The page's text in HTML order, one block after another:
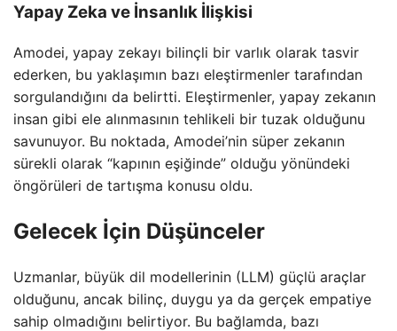
Yapay Zeka ve İnsanlık İlişkisi
Amodei, yapay zekayı bilinçli bir varlık olarak tasvir
ederken, bu yaklaşımın bazı eleştirmenler tarafından
sorgulandığını da belirtti. Eleştirmenler, yapay zekanın
insan gibi ele alınmasının tehlikeli bir tuzak olduğunu
savunuyor. Bu noktada, Amodei’nin süper zekanın
sürekli olarak “kapının eşiğinde” olduğu yönündeki
öngörüleri de tartışma konusu oldu.
Gelecek İçin Düşünceler
Uzmanlar, büyük dil modellerinin (LLM) güçlü araçlar
olduğunu, ancak bilinç, duygu ya da gerçek empatiye
sahip olmadığını belirtiyor. Bu bağlamda, bazı